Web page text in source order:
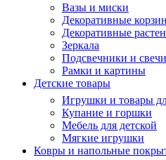
Вазы и миски
Декоративные
Декоративные
Зеркала
Подсвечники и свечи
Рамки и картины
Детские товары
Игрушки и товары
Купание и горшки
Мебель для детской
Мягкие игрушки
Ковры и напольные